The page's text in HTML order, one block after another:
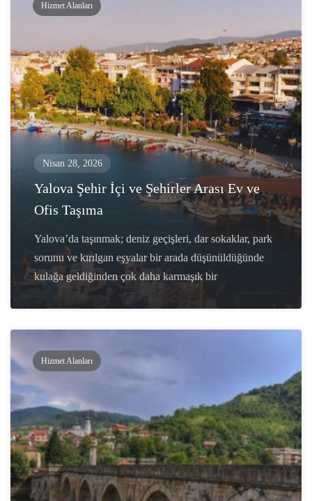
Hizmet Alanları
Nisan 28, 2026
Yalova Şehir İçi ve Şehirler Arası Ev ve
Ofis Taşıma
Yalova’da taşınmak; deniz geçişleri, dar sokaklar, park
sorunu ve kırılgan eşyalar bir arada düşünüldüğünde
kulağa geldiğinden çok daha karmaşık bir
Hizmet Alanları